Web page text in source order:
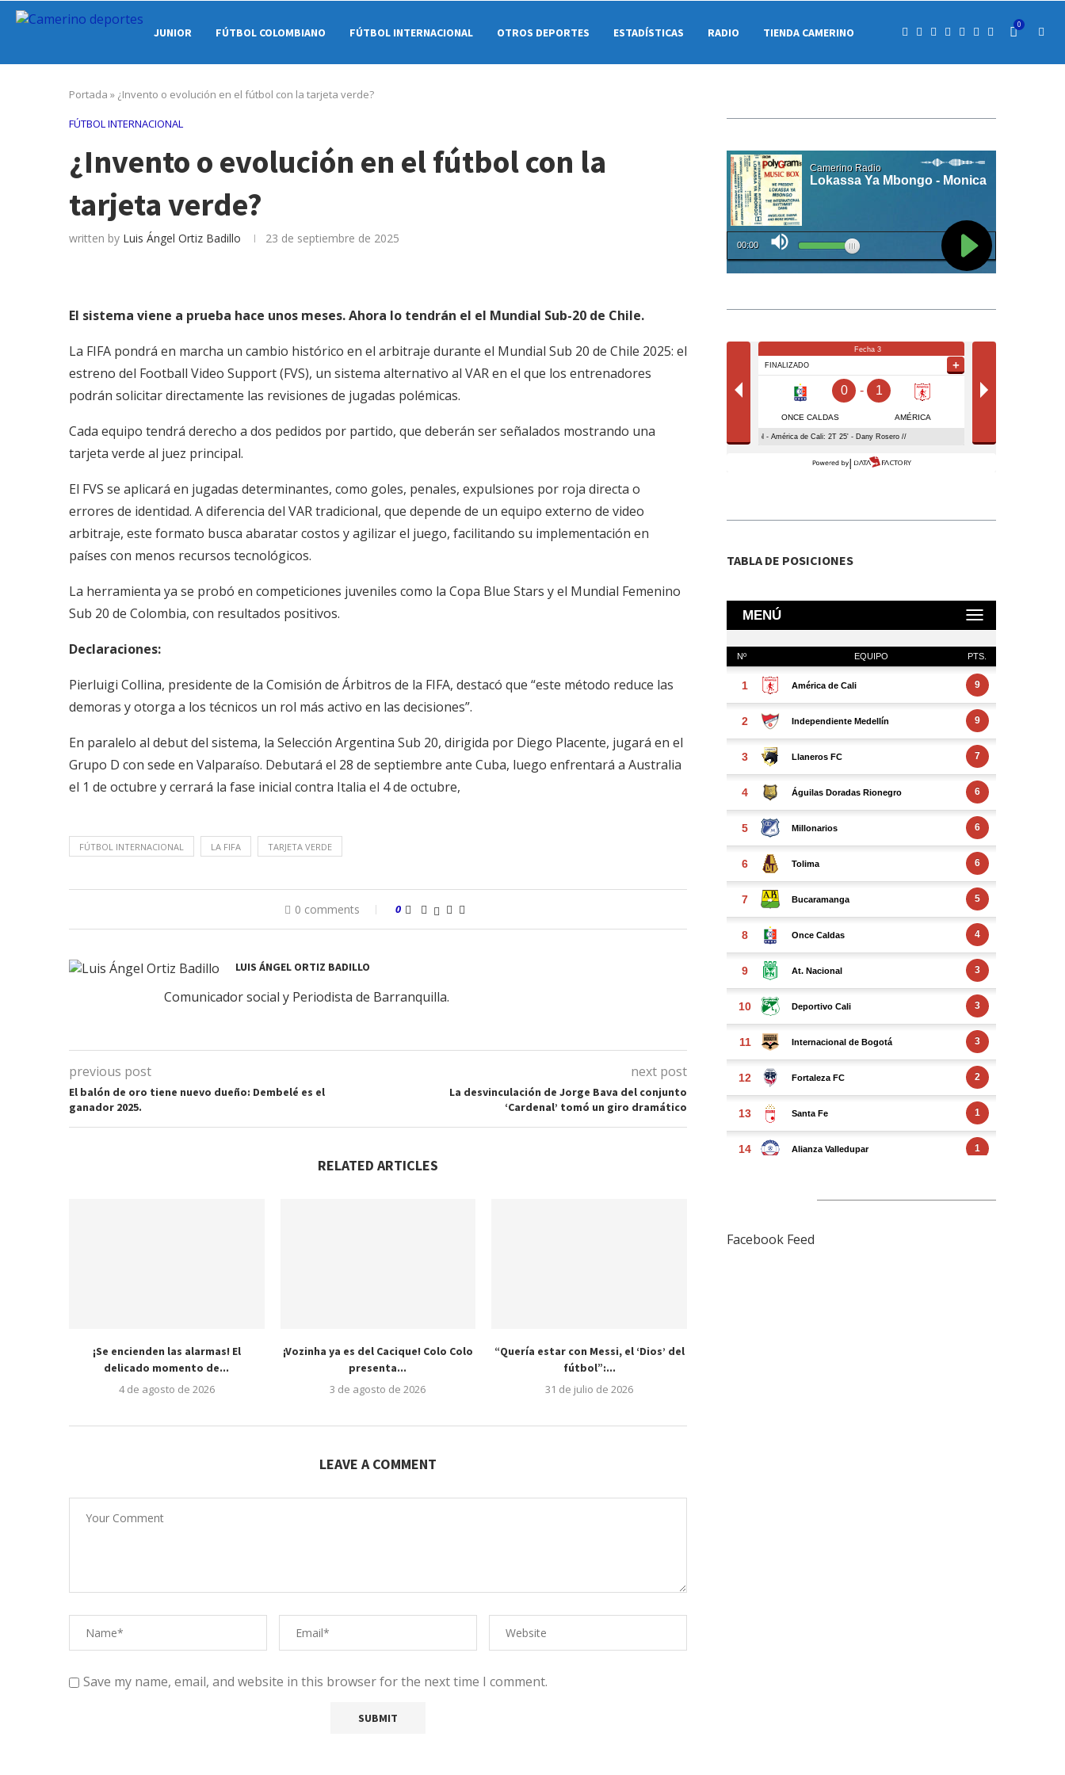
JUNIOR FÚTBOL COLOMBIANO FÚTBOL INTERNACIONAL OTROS DEPORTES ESTADÍSTICAS RADIO TIENDA CAMERINO
0
Portada » ¿Invento o evolución en el fútbol con la tarjeta verde?
FÚTBOL INTERNACIONAL
¿Invento o evolución en el fútbol con la
tarjeta verde?
written by Luis Ángel Ortiz Badillo 23 de septiembre de 2025
El sistema viene a prueba hace unos meses. Ahora lo tendrán el el Mundial Sub-20 de Chile.
La FIFA pondrá en marcha un cambio histórico en el arbitraje durante el Mundial Sub 20 de Chile 2025: el
estreno del Football Video Support (FVS), un sistema alternativo al VAR en el que los entrenadores
podrán solicitar directamente las revisiones de jugadas polémicas.
Cada equipo tendrá derecho a dos pedidos por partido, que deberán ser señalados mostrando una
tarjeta verde al juez principal.
El FVS se aplicará en jugadas determinantes, como goles, penales, expulsiones por roja directa o
errores de identidad. A diferencia del VAR tradicional, que depende de un equipo externo de video
arbitraje, este formato busca abaratar costos y agilizar el juego, facilitando su implementación en
países con menos recursos tecnológicos.
La herramienta ya se probó en competiciones juveniles como la Copa Blue Stars y el Mundial Femenino
Sub 20 de Colombia, con resultados positivos.
Declaraciones:
Pierluigi Collina, presidente de la Comisión de Árbitros de la FIFA, destacó que “este método reduce las
demoras y otorga a los técnicos un rol más activo en las decisiones”.
En paralelo al debut del sistema, la Selección Argentina Sub 20, dirigida por Diego Placente, jugará en el
Grupo D con sede en Valparaíso. Debutará el 28 de septiembre ante Cuba, luego enfrentará a Australia
el 1 de octubre y cerrará la fase inicial contra Italia el 4 de octubre,
FÚTBOL INTERNACIONAL LA FIFA TARJETA VERDE
0 comments 0
LUIS ÁNGEL ORTIZ BADILLO
Comunicador social y Periodista de Barranquilla.
previous post
El balón de oro tiene nuevo dueño: Dembelé es el
ganador 2025.
next post
La desvinculación de Jorge Bava del conjunto
‘Cardenal’ tomó un giro dramático
RELATED ARTICLES
¡Se encienden las alarmas! El
delicado momento de...
4 de agosto de 2026
¡Vozinha ya es del Cacique! Colo Colo
presenta...
3 de agosto de 2026
“Quería estar con Messi, el ‘Dios’ del
fútbol”:...
31 de julio de 2026
LEAVE A COMMENT
Save my name, email, and website in this browser for the next time I comment.
TABLA DE POSICIONES
Facebook Feed